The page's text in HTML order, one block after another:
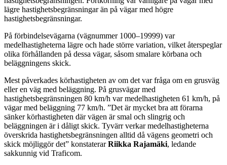
lägre hastighetsbegränsningar än på vägar med högre
hastighetsbegränsningar.
På förbindelsevägarna (vägnummer 1000–19999) var
medelhastigheterna lägre och hade större variation, vilket återspeglar
olika förhållanden på dessa vägar, såsom smalare körbana och
beläggningens skick.
Mest påverkades körhastigheten av om det var fråga om en grusväg
eller en väg med beläggning. På grusvägar med
hastighetsbegränsningen 80 km/h var medelhastigheten 61 km/h, på
vägar med beläggning 77 km/h. ”Det är mycket bra att förarna
sänker körhastigheten där vägen är smal och slingrig och
beläggningen är i dåligt skick. Tyvärr verkar medelhastigheterna
överskrida hastighetsbegränsningen alltid då vägens geometri och
skick möjliggör det” konstaterarRiikka Rajamäki, ledande
sakkunnig vid Traficom.